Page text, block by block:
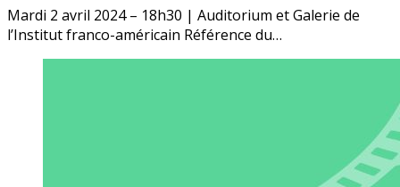
Mardi 2 avril 2024 – 18h30 | Auditorium et Galerie de
l’Institut franco-américain Référence du…